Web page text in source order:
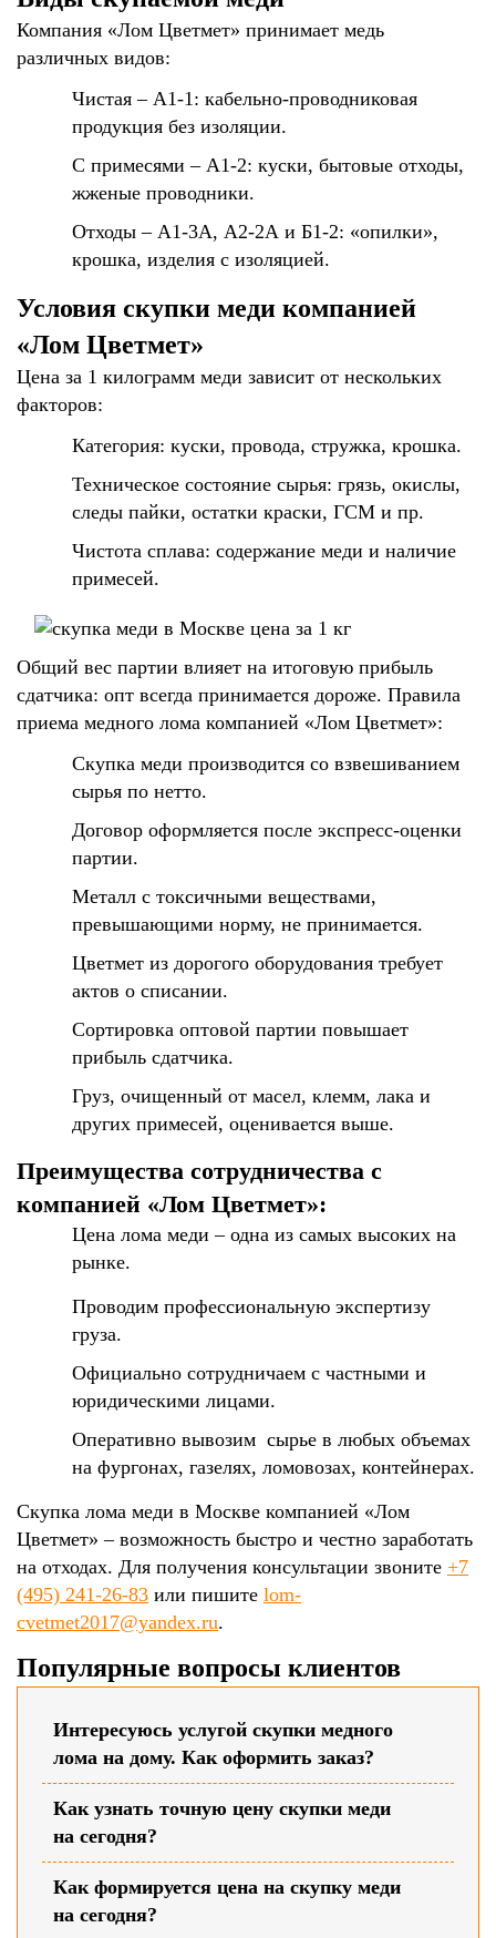
Компания «Лом Цветмет» принимает медь
различных видов:
Чистая – А1-1: кабельно-проводниковая
продукция без изоляции.
С примесями – А1-2: куски, бытовые отходы,
жженые проводники.
Отходы – А1-3А, А2-2А и Б1-2: «опилки»,
крошка, изделия с изоляцией.
Условия скупки меди компанией
«Лом Цветмет»
Цена за 1 килограмм меди зависит от нескольких
факторов:
Категория: куски, провода, стружка, крошка.
Техническое состояние сырья: грязь, окислы,
следы пайки, остатки краски, ГСМ и пр.
Чистота сплава: содержание меди и наличие
примесей.
Общий вес партии влияет на итоговую прибыль
сдатчика: опт всегда принимается дороже. Правила
приема медного лома компанией «Лом Цветмет»:
Скупка меди производится со взвешиванием
сырья по нетто.
Договор оформляется после экспресс-оценки
партии.
Металл с токсичными веществами,
превышающими норму, не принимается.
Цветмет из дорогого оборудования требует
актов о списании.
Сортировка оптовой партии повышает
прибыль сдатчика.
Груз, очищенный от масел, клемм, лака и
других примесей, оценивается выше.
Преимущества сотрудничества с
компанией «Лом Цветмет»:
Цена лома меди – одна из самых высоких на
рынке.
Проводим профессиональную экспертизу
груза.
Официально сотрудничаем с частными и
юридическими лицами.
Оперативно вывозим сырье в любых объемах
на фургонах, газелях, ломовозах, контейнерах.
Скупка лома меди в Москве компанией «Лом
Цветмет» – возможность быстро и честно заработать
на отходах. Для получения консультации звоните +7
(495) 241-26-83 или пишите lom-
cvetmet2017@yandex.ru.
Популярные вопросы клиентов
Интересуюсь услугой скупки медного
лома на дому. Как оформить заказ?
Как узнать точную цену скупки меди
на сегодня?
Как формируется цена на скупку меди
на сегодня?